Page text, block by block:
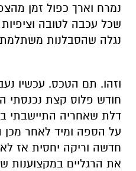
נמרח וארך כפול זמן
שכל עכבה לטובה
נגלה שהסבלנות
וזהו. תם הטכס. עכשיו
חודש פלוס קצת נכנסתי
דלת שאחריה התיישבתי
על הספה ומיד לאחר מכן
חדשה וריקה יחסית אז
את הרגליים במקצוענות